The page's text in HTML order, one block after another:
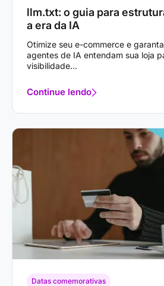
llm.txt: o guia para
a era da IA
Otimize seu e-commerce e
agentes de IA entendam sua loja
visibilidade...
Continue lendo
Datas comemorativas